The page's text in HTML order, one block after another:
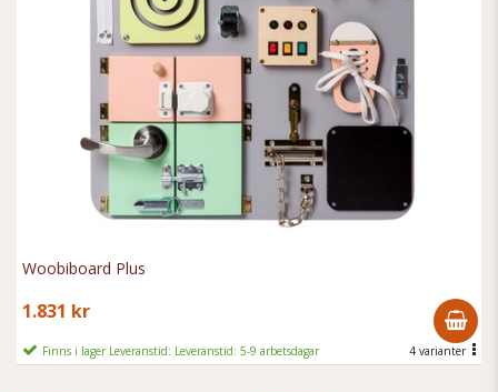
Woobiboard Plus
1.831 kr
Finns i lager Leveranstid: Leveranstid: 5-9 arbetsdagar 4 varianter